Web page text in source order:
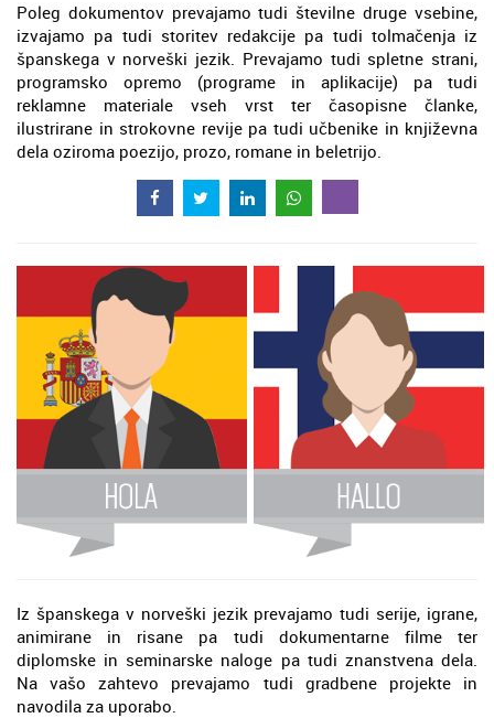
Poleg dokumentov prevajamo tudi številne druge vsebine,
izvajamo pa tudi storitev redakcije pa tudi tolmačenja iz
španskega v norveški jezik. Prevajamo tudi spletne strani,
programsko opremo (programe in aplikacije) pa tudi
reklamne materiale vseh vrst ter časopisne članke,
ilustrirane in strokovne revije pa tudi učbenike in književna
dela oziroma poezijo, prozo, romane in beletrijo.
Iz španskega v norveški jezik prevajamo tudi serije, igrane,
animirane in risane pa tudi dokumentarne filme ter
diplomske in seminarske naloge pa tudi znanstvena dela.
Na vašo zahtevo prevajamo tudi gradbene projekte in
navodila za uporabo.